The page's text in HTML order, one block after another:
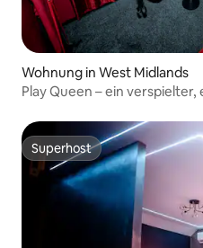
Wohnung in West Midlands
Play Queen – ein
Superhost
Superhost